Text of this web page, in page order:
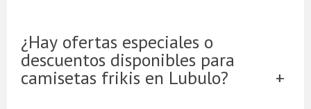
¿Hay ofertas especiales o
descuentos disponibles para
camisetas frikis en Lubulo?